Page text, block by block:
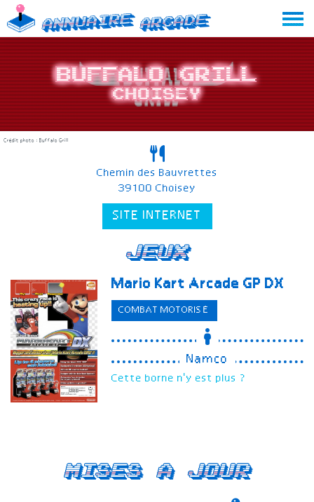
Skip
to
content
Annuaire Arcade
Buffalo Grill
Choisey
Crédit photo : Buffalo Grill
Chemin des Bauvrettes
39100 Choisey
SITE INTERNET
Jeux
Mario Kart Arcade GP DX
COMBAT MOTORISÉ
Namco
Cette borne n'y est plus ?
Mises a jour